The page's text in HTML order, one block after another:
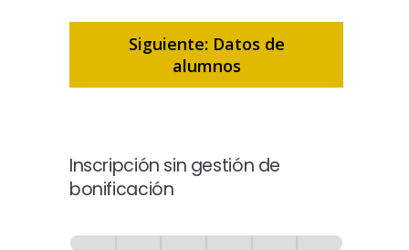
Siguiente: Datos de
alumnos
Inscripción sin gestión de
bonificación